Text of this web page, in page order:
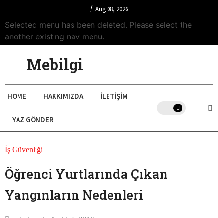
/ Aug 08, 2026
Selected menu has been deleted. Please select the
another existing nav menu.
Mebilgi
HOME HAKKIMIZDA İLETIŞIM
YAZ GÖNDER
İş Güvenliği
Öğrenci Yurtlarında Çıkan
Yangınların Nedenleri